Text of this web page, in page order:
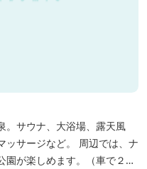
。サウナ、大浴場、露天風
ッサージなど。 周辺では、ナ
が楽しめます。（車で２０